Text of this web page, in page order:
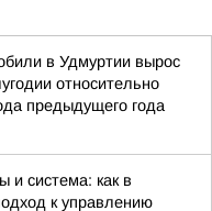
в Удмуртии вырос
относительно
предыдущего года
и система: как в
к управлению